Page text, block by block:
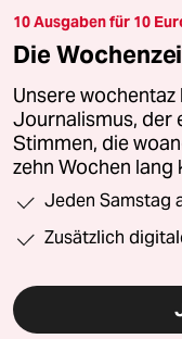
10 Ausgaben für 10
Die
Unsere
Journalismus, der
Stimmen, die
zehn Wochen lang
Jeden Samstag
Zusätzlich